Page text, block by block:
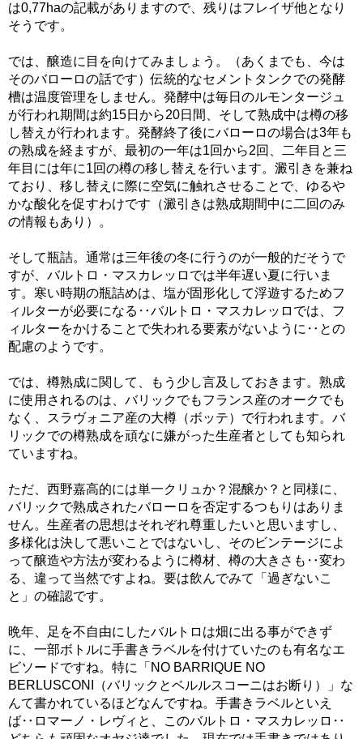
は0,77haの記載がありますので、残りはフレイザ他となり
そうです。
では、醸造に目を向けてみましょう。（あくまでも、今は
そのバローロの話です）伝統的なセメントタンクでの発酵
槽は温度管理をしません。発酵中は毎日のルモンタージュ
が行われ期間は約15日から20日間、そして熟成中は樽の移
し替えが行われます。発酵終了後にバローロの場合は3年も
の熟成を経ますが、最初の一年は1回から2回、二年目と三
年目には年に1回の樽の移し替えを行います。澱引きを兼ね
ており、移し替えに際に空気に触れさせることで、ゆるや
かな酸化を促すわけです（澱引きは熟成期間中に二回のみ
の情報もあり）。
そして瓶詰。通常は三年後の冬に行うのが一般的だそうで
すが、バルトロ・マスカレッロでは半年遅い夏に行いま
す。寒い時期の瓶詰めは、塩が固形化して浮遊するためフ
ィルターが必要になる‥バルトロ・マスカレッロでは、フ
ィルターをかけることで失われる要素がないように‥との
配慮のようです。
では、樽熟成に関して、もう少し言及しておきます。熟成
に使用されるのは、バリックでもフランス産のオークでも
なく、スラヴォニア産の大樽（ボッテ）で行われます。バ
リックでの樽熟成を頑なに嫌がった生産者としても知られ
ていますね。
ただ、西野嘉高的には単一クリュか？混醸か？と同様に、
バリックで熟成されたバローロを否定するつもりはありま
せん。生産者の思想はそれぞれ尊重したいと思いますし、
多様化は決して悪いことではないし、そのビンテージによ
って醸造や方法が変わるように樽材、樽の大きさも‥変わ
る、違って当然ですよね。要は飲んでみて「過ぎないこ
と」の確認です。
晩年、足を不自由にしたバルトロは畑に出る事ができず
に、一部ボトルに手書きラベルを付けていたのも有名なエ
ビソードですね。特に「NO BARRIQUE NO
BERLUSCONI（バリックとベルルスコーニはお断り）」な
んて書かれているほどなんですね。手書きラベルといえ
ば‥ロマーノ・レヴィと、このバルトロ・マスカレッロ‥